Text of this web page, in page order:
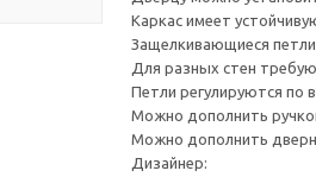
Каркас имеет
Защелкивающиеся
Для разных стен
Петли регулируются по
Можно дополнить
Можно дополнить
Дизайнер: